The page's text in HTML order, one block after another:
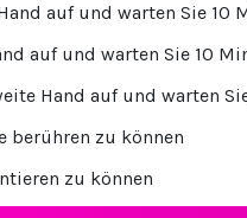
auf und warten Sie 10
auf und warten Sie 10
Hand auf und warten
berühren zu können
zu können